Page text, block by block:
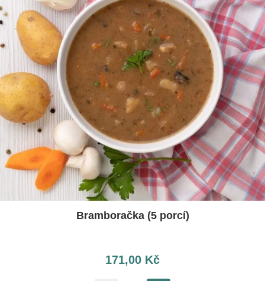
Bramboračka (5 porcí)
171,00 Kč